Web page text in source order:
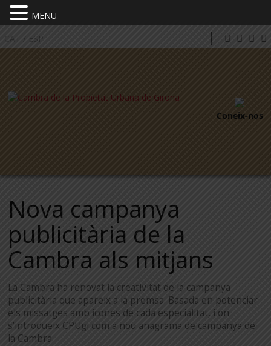
CAT / ESP
Coneix-nos
Nova campanya
publicitària de la
Cambra als mitjans
La Cambra ha renovat la creativitat de la campanya
publicitària que apareix a la premsa. Basada en potenciar
els missatges amb icones de cada especialitat, i on
s’introdueix CPUgi com a nou anagrama de campanya de
la Cambra.
MENU